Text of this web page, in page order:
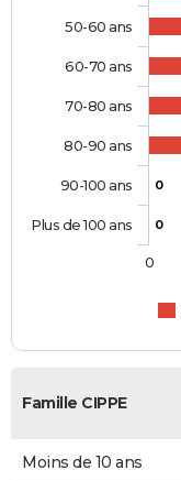
0
0
50-60 ans
60-70 ans
70-80 ans
80-90 ans
90-100 ans
Plus de 100 ans
0
Famille CIPPE
Moins de 10 ans